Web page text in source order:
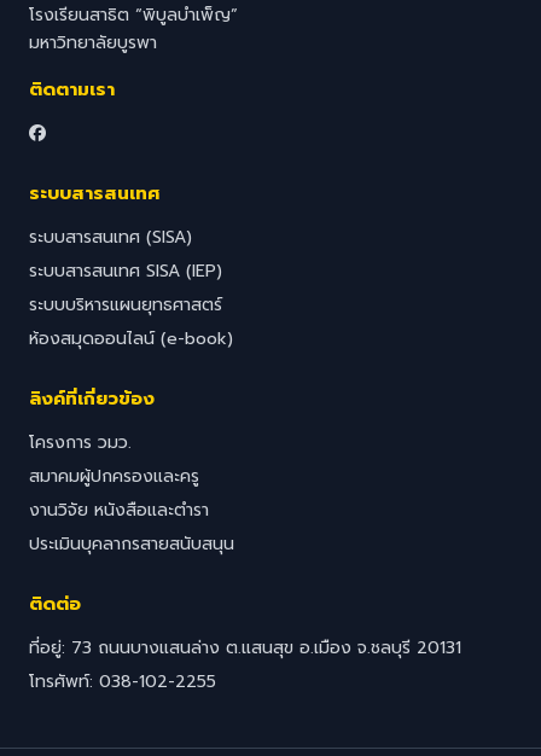
โรงเรียนสาธิต “พิบูลบำเพ็ญ”
มหาวิทยาลัยบูรพา
ติดตามเรา
ระบบสารสนเทศ
ระบบสารสนเทศ (SISA)
ระบบสารสนเทศ SISA (IEP)
ระบบบริหารแผนยุทธศาสตร์
ห้องสมุดออนไลน์ (e-book)
ลิงค์ที่เกี่ยวข้อง
โครงการ วมว.
สมาคมผู้ปกครองและครู
งานวิจัย หนังสือและตำรา
ประเมินบุคลากรสายสนับสนุน
ติดต่อ
ที่อยู่: 73 ถนนบางแสนล่าง ต.แสนสุข อ.เมือง จ.ชลบุรี 20131
โทรศัพท์: 038-102-2255